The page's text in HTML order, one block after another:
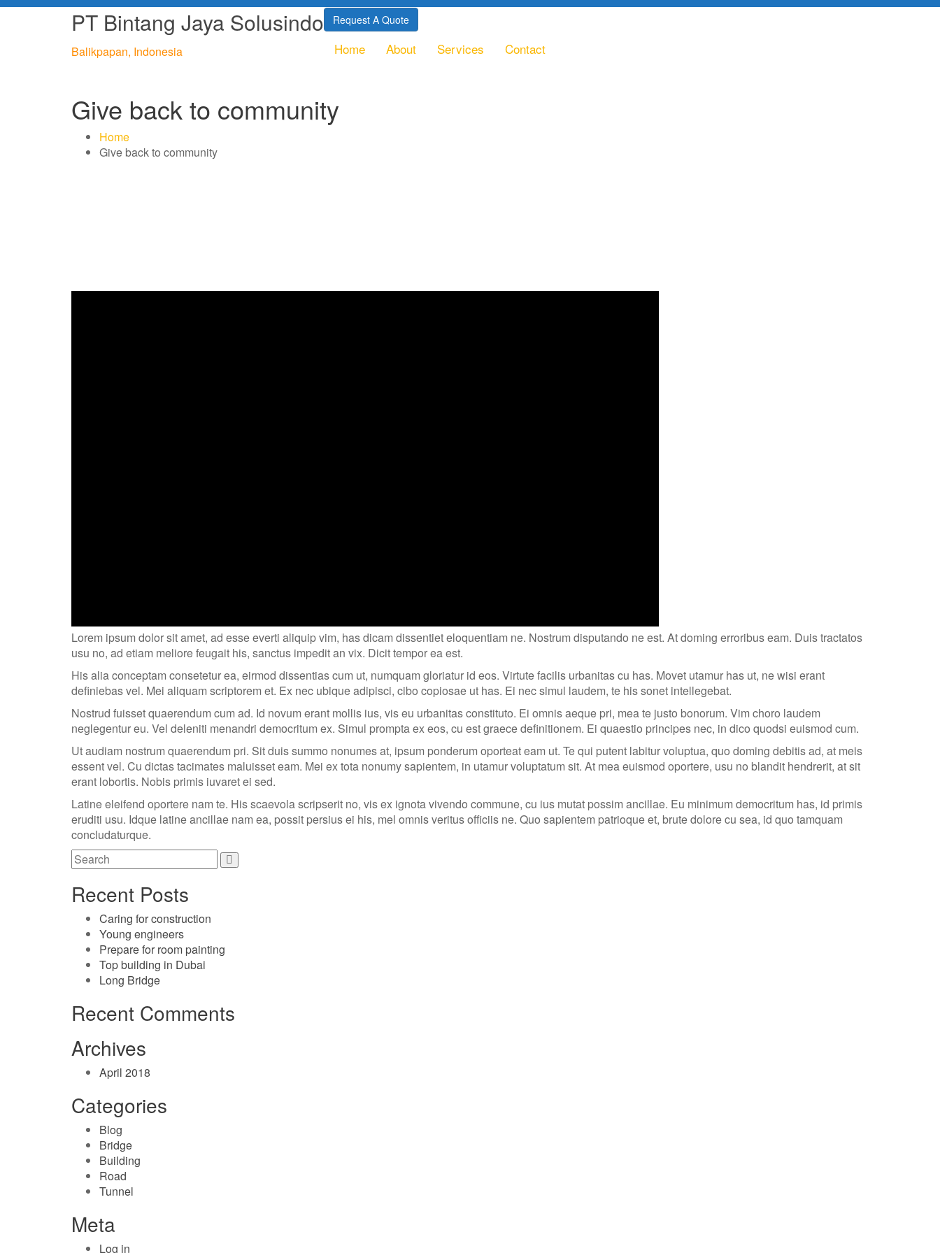
Skip
PT Bintang Jaya Solusindo
Balikpapan, Indonesia
Request A Quote
Home About Services Contact
Give back to community
Home
Give back to community
Lorem ipsum dolor sit amet, ad esse everti aliquip vim, has dicam dissentiet eloquentiam ne. Nostrum disputando ne est. At doming erroribus eam. Duis tractatos
usu no, ad etiam meliore feugait his, sanctus impedit an vix. Dicit tempor ea est.
His alia conceptam consetetur ea, eirmod dissentias cum ut, numquam gloriatur id eos. Virtute facilis urbanitas cu has. Movet utamur has ut, ne wisi erant
definiebas vel. Mei aliquam scriptorem et. Ex nec ubique adipisci, cibo copiosae ut has. Ei nec simul laudem, te his sonet intellegebat.
Nostrud fuisset quaerendum cum ad. Id novum erant mollis ius, vis eu urbanitas constituto. Ei omnis aeque pri, mea te justo bonorum. Vim choro laudem
neglegentur eu. Vel deleniti menandri democritum ex. Simul prompta ex eos, cu est graece definitionem. Ei quaestio principes nec, in dico quodsi euismod cum.
Ut audiam nostrum quaerendum pri. Sit duis summo nonumes at, ipsum ponderum oporteat eam ut. Te qui putent labitur voluptua, quo doming debitis ad, at meis
essent vel. Cu dictas tacimates maluisset eam. Mei ex tota nonumy sapientem, in utamur voluptatum sit. At mea euismod oportere, usu no blandit hendrerit, at sit
erant lobortis. Nobis primis iuvaret ei sed.
Latine eleifend oportere nam te. His scaevola scripserit no, vis ex ignota vivendo commune, cu ius mutat possim ancillae. Eu minimum democritum has, id primis
eruditi usu. Idque latine ancillae nam ea, possit persius ei his, mel omnis veritus officiis ne. Quo sapientem patrioque et, brute dolore cu sea, id quo tamquam
concludaturque.
Recent Posts
Caring for construction
Young engineers
Prepare for room painting
Top building in Dubai
Long Bridge
Recent Comments
Archives
April 2018
Categories
Blog
Bridge
Building
Road
Tunnel
Meta
Log in